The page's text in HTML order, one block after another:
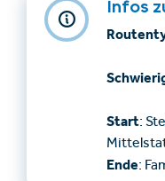
Infos
Start:
Ende: